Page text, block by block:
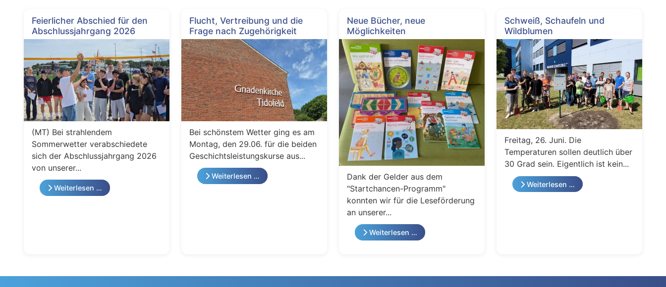
Feierlicher Abschied für den
Abschlussjahrgang 2026
(MT) Bei strahlendem
Sommerwetter verabschiedete
sich der Abschlussjahrgang 2026
von unserer...
Weiterlesen …
Flucht, Vertreibung und die
Frage nach Zugehörigkeit
Bei schönstem Wetter ging es am
Montag, den 29.06. für die beiden
Geschichtsleistungskurse aus...
Weiterlesen …
Neue Bücher, neue
Möglichkeiten
Dank der Gelder aus dem
"Startchancen-Programm"
konnten wir für die Leseförderung
an unserer...
Weiterlesen …
Schweiß, Schaufeln und
Wildblumen
Freitag, 26. Juni. Die
Temperaturen sollen deutlich über
30 Grad sein. Eigentlich ist kein...
Weiterlesen …